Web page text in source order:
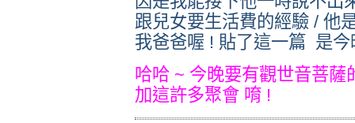
跟兒女要生活費的經驗 / 他
我爸爸喔 ! 貼了這一篇 是
哈哈 ~ 今晚要有觀世音菩薩
加這許多聚會 唷 !